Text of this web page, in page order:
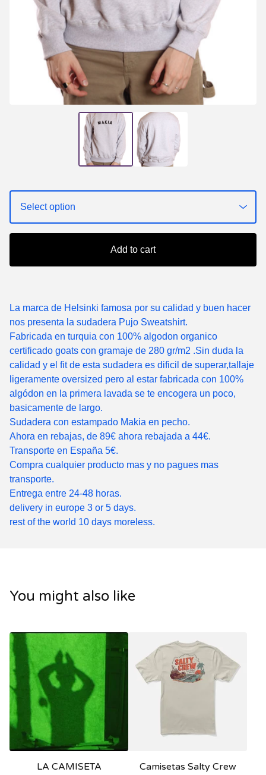
Add to cart
La marca de Helsinki famosa por su calidad y buen hacer
nos presenta la sudadera Pujo Sweatshirt.
Fabricada en turquia con 100% algodon organico
certificado goats con gramaje de 280 gr/m2 .Sin duda la
calidad y el fit de esta sudadera es dificil de superar,tallaje
ligeramente oversized pero al estar fabricada con 100%
algódon en la primera lavada se te encogera un poco,
basicamente de largo.
Sudadera con estampado Makia en pecho.
Ahora en rebajas, de 89€ ahora rebajada a 44€.
Transporte en España 5€.
Compra cualquier producto mas y no pagues mas
transporte.
Entrega entre 24-48 horas.
delivery in europe 3 or 5 days.
rest of the world 10 days moreless.
You might also like
LA CAMISETA
Camisetas Salty Crew